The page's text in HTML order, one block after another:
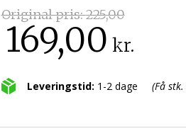
Original pris:225,00
169,00 kr.
Leveringstid: 1-2 dage (Få